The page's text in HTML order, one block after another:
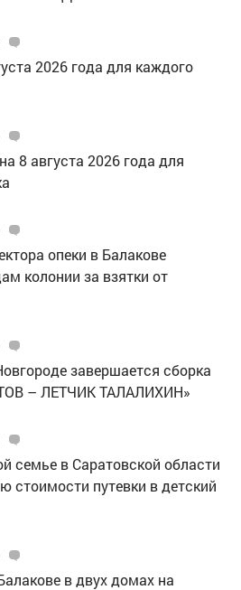
2026 года для каждого
8 августа 2026 года для
опеки в Балакове
колонии за взятки от
завершается сборка
– ЛЕТЧИК ТАЛАЛИХИН»
семье в Саратовской области
стоимости путевки в детский
в двух домах на